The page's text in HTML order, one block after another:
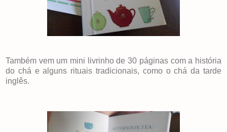
Também vem um mini livrinho de 30 páginas com a história
do chá e alguns rituais tradicionais, como o chá da tarde
inglês.